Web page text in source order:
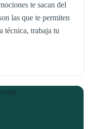
te sacan del
las que te permiten
técnica, trabaja tu